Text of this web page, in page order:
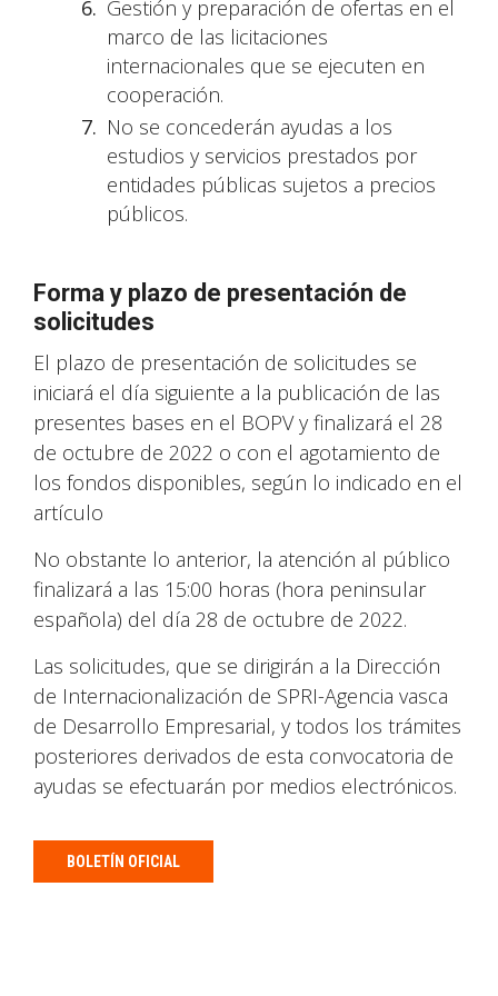
Gestión y preparación de ofertas en el
marco de las licitaciones
internacionales que se ejecuten en
cooperación.
No se concederán ayudas a los
estudios y servicios prestados por
entidades públicas sujetos a precios
públicos.
Forma y plazo de presentación de
solicitudes
El plazo de presentación de solicitudes se
iniciará el día siguiente a la publicación de las
presentes bases en el BOPV y finalizará el 28
de octubre de 2022 o con el agotamiento de
los fondos disponibles, según lo indicado en el
artículo
No obstante lo anterior, la atención al público
finalizará a las 15:00 horas (hora peninsular
española) del día 28 de octubre de 2022.
Las solicitudes, que se dirigirán a la Dirección
de Internacionalización de SPRI-Agencia vasca
de Desarrollo Empresarial, y todos los trámites
posteriores derivados de esta convocatoria de
ayudas se efectuarán por medios electrónicos.
BOLETÍN OFICIAL